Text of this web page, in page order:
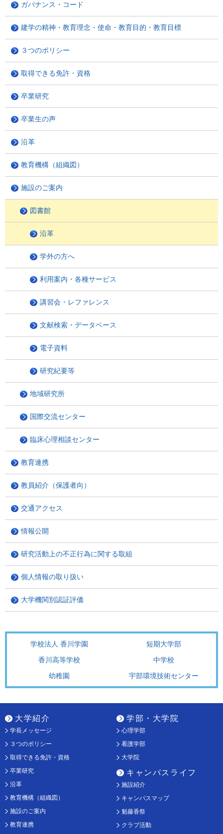
ガバナンス・コード
建学の精神・教育理念・使命・教育目的・教育目標
３つのポリシー
取得できる免許・資格
卒業研究
卒業生の声
沿革
教育機構（組織図）
施設のご案内
図書館
沿革
学外の方へ
利用案内・各種サービス
講習会・レファレンス
文献検索・データベース
電子資料
研究紀要等
地域研究所
国際交流センター
臨床心理相談センター
教育連携
教員紹介（保護者向）
交通アクセス
情報公開
研究活動上の不正行為に関する取組
個人情報の取り扱い
大学機関別認証評価
学校法人 香川学園
短期大学部
香川高等学校
中学校
幼稚園
宇部環境技術センター
大学紹介
学長メッセージ
３つのポリシー
取得できる免許・資格
卒業研究
沿革
教育機構（組織図）
施設のご案内
教育連携
学部・大学院
心理学部
看護学部
大学院
キャンパスライフ
施設紹介
キャンパスマップ
魁藤香祭
クラブ活動